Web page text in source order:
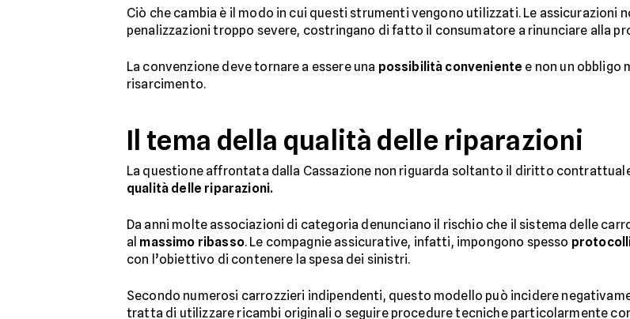
Ciò che cambia è il modo in cui questi strumenti vengono utilizzati. Le assicurazioni
penalizzazioni troppo severe, costringano di fatto il consumatore a rinunciare alla
La convenzione deve tornare a essere una possibilità conveniente e non un obbligo
risarcimento.
Il tema della qualità delle riparazioni
La questione affrontata dalla Cassazione non riguarda soltanto il diritto
qualità delle riparazioni.
Da anni molte associazioni di categoria denunciano il rischio che il sistema delle
al massimo ribasso. Le compagnie assicurative, infatti, impongono spesso
con l’obiettivo di contenere la spesa dei sinistri.
Secondo numerosi carrozzieri indipendenti, questo modello può incidere
tratta di utilizzare ricambi originali o seguire procedure tecniche particolarmente